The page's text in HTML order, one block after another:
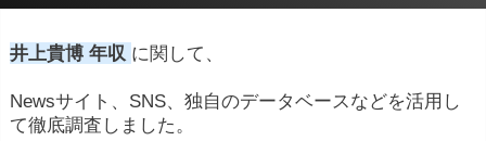
井上貴博 年収 に関して、
Newsサイト、SNS、独自のデータベースなどを活用し
て徹底調査しました。